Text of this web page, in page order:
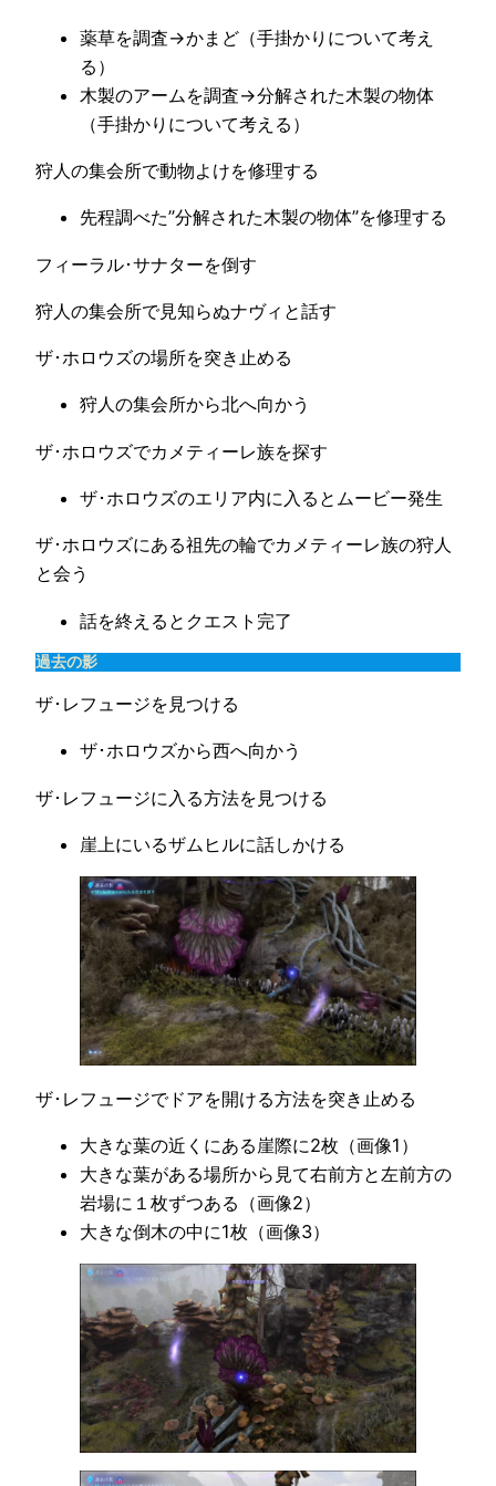
薬草を調査→かまど（手掛かりについて考え
る）
木製のアームを調査→分解された木製の物体
（手掛かりについて考える）
狩人の集会所で動物よけを修理する
先程調べた”分解された木製の物体”を修理する
フィーラル･サナターを倒す
狩人の集会所で見知らぬナヴィと話す
ザ･ホロウズの場所を突き止める
狩人の集会所から北へ向かう
ザ･ホロウズでカメティーレ族を探す
ザ･ホロウズのエリア内に入るとムービー発生
ザ･ホロウズにある祖先の輪でカメティーレ族の狩人
と会う
話を終えるとクエスト完了
過去の影
ザ･レフュージを見つける
ザ･ホロウズから西へ向かう
ザ･レフュージに入る方法を見つける
崖上にいるザムヒルに話しかける
ザ･レフュージでドアを開ける方法を突き止める
大きな葉の近くにある崖際に2枚（画像1）
大きな葉がある場所から見て右前方と左前方の
岩場に１枚ずつある（画像2）
大きな倒木の中に1枚（画像3）